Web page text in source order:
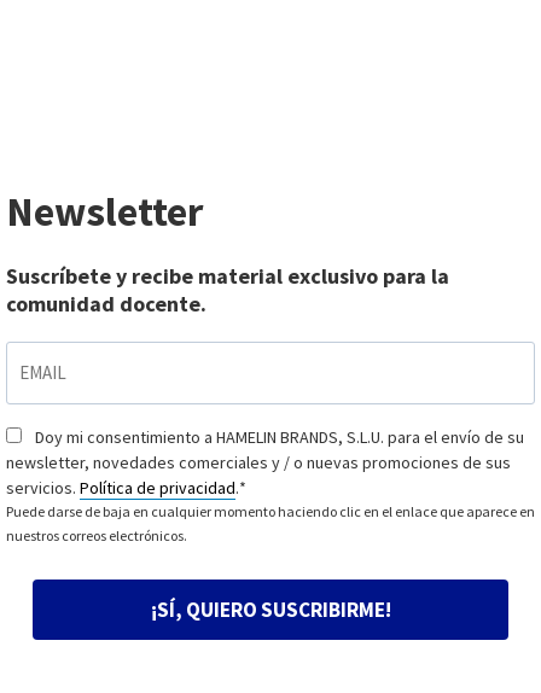
Newsletter
Suscríbete y recibe material exclusivo para la
comunidad docente.
Consentimiento*
Doy mi consentimiento a HAMELIN BRANDS, S.L.U. para el envío de su
newsletter, novedades comerciales y / o nuevas promociones de sus
servicios. Política de privacidad.*
Puede darse de baja en cualquier momento haciendo clic en el enlace que aparece en
nuestros correos electrónicos.